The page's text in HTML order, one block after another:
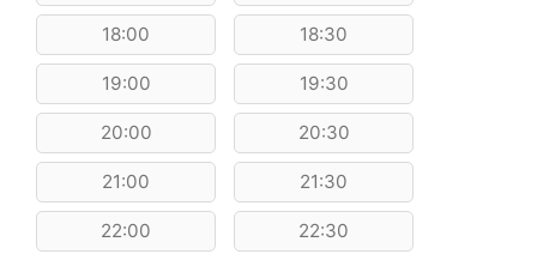
18:00 18:30
19:00 19:30
20:00 20:30
21:00 21:30
22:00 22:30